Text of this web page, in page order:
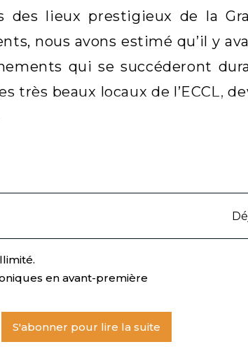
des lieux prestigieux de la
nous avons estimé qu’il y
qui se succéderont
très beaux locaux de l’ECCL,
en avant-première
S'abonner pour lire la suite